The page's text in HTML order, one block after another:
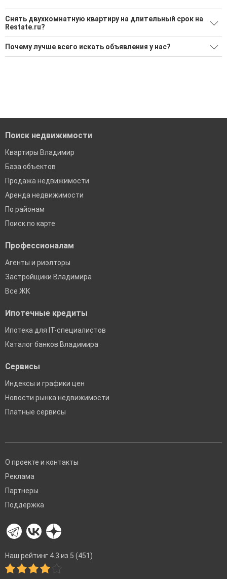
Снять двухкомнатную квартиру на длительный срок на
Restate.ru?
Ищите, как Снять двухкомнатную квартиру на длительный
срок?
Почему лучше всего искать объявления у нас?
Поиск недвижимости
Квартиры Владимир
База объектов
Продажа недвижимости
Аренда недвижимости
По районам
Поиск по карте
Профессионалам
Агенты и риэлторы
Застройщики Владимира
Все ЖК
Ипотечные кредиты
Ипотека для IT-специалистов
Каталог банков Владимира
Сервисы
Индексы и графики цен
Новости рынка недвижимости
Платные сервисы
О проекте и контакты
Реклама
Партнеры
Поддержка
Наш рейтинг 4.3 из 5 (451)